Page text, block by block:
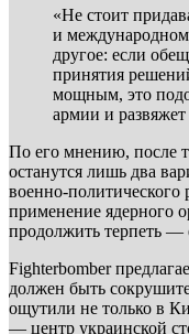
«Не стоит
и
другое: если
принятия
мощным, это
армии и
По его мнению, после
останутся лишь два
военно-
применение ядерного
продолжить терпеть —
Fighterbomber
должен быть
ощутили не только в
— центр украинской